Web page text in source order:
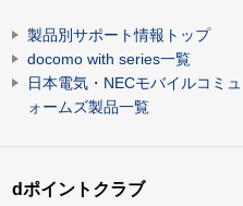
製品別サポート情報トップ
docomo with series一覧
日本電気・NECモバイルコミ
ォームズ製品一覧
dポイントクラブ